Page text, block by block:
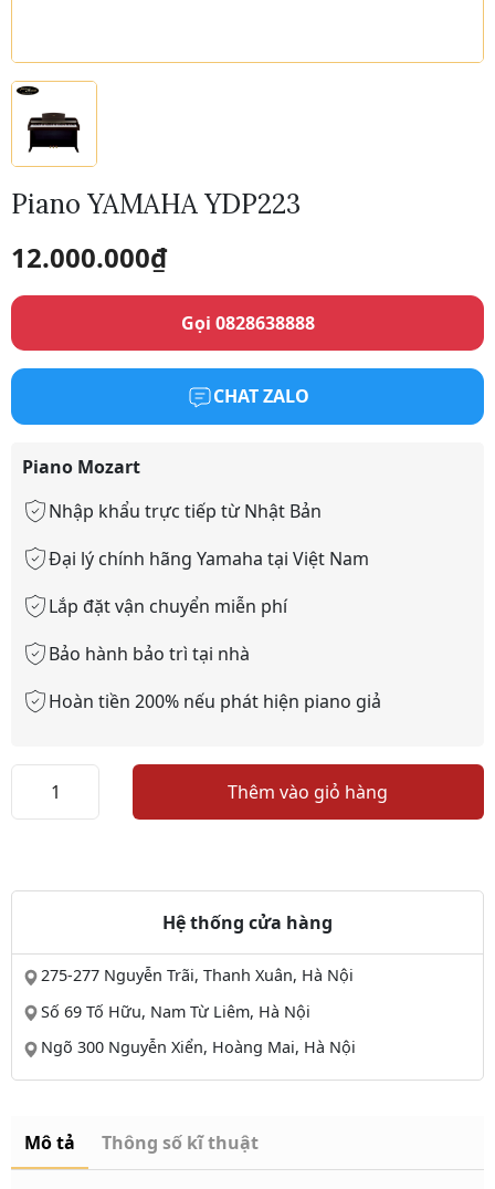
Piano YAMAHA YDP223
12.000.000₫
Gọi 0828638888
CHAT ZALO
Piano Mozart
Nhập khẩu trực tiếp từ Nhật Bản
Đại lý chính hãng Yamaha tại Việt Nam
Lắp đặt vận chuyển miễn phí
Bảo hành bảo trì tại nhà
Hoàn tiền 200% nếu phát hiện piano giả
YAMAHA
Thêm vào giỏ hàng
Hệ thống cửa hàng
275-277 Nguyễn Trãi, Thanh Xuân, Hà Nội
Số 69 Tố Hữu, Nam Từ Liêm, Hà Nội
Ngõ 300 Nguyễn Xiển, Hoàng Mai, Hà Nội
Mô tả Thông số kĩ thuật